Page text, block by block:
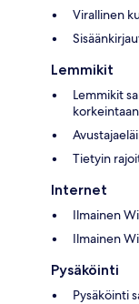
Virallinen
Lemmikit
Lemmikit
Tietyin
Internet
Ilmainen
Ilmainen
Pysäköinti
Pysäköinti